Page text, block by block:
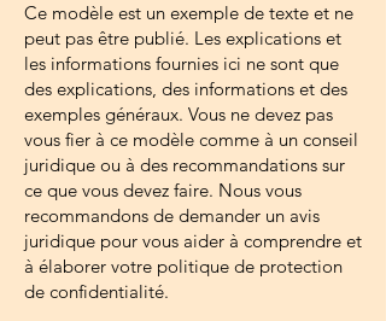
Ce modèle est un exemple de texte et ne
peut pas être publié. Les explications et
les informations fournies ici ne sont que
des explications, des informations et des
exemples généraux. Vous ne devez pas
vous fier à ce modèle comme à un conseil
juridique ou à des recommandations sur
ce que vous devez faire. Nous vous
recommandons de demander un avis
juridique pour vous aider à comprendre et
à élaborer votre politique de protection
de confidentialité.